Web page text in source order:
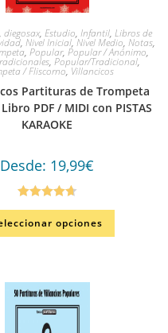
diegosax, Estudio, Infantil, Libros de
, Nivel Inicial,Nivel Medio, Notas,
, Popular, Popular / Anónimo,
,Popular/Tradicional,
/ Fliscorno, Villancicos
Partituras de Trompeta
PDF / MIDI con PISTAS
KARAOKE
Desde: 19,99€
Valorado en
4.67de 5opciones